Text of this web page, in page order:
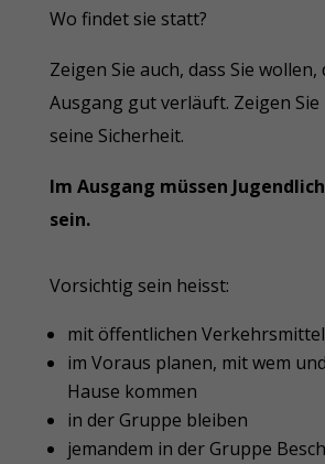
Wo findet sie statt?
Zeigen Sie auch, dass Sie wollen,
Ausgang gut verläuft. Zeigen
seine Sicherheit.
Im Ausgang müssen
sein.
Vorsichtig sein heisst:
mit öffentlichen
im Voraus planen, mit wem
Hause kommen
in der Gruppe bleiben
jemandem in der Gruppe